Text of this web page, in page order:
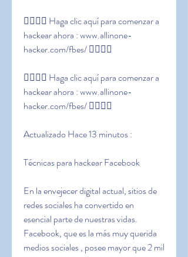
👉🏻👉🏻 Haga clic aquí para comenzar a
hackear ahora : www.allinone-
hacker.com/fbes/ 👈🏻👈🏻
👉🏻👉🏻 Haga clic aquí para comenzar a
hackear ahora : www.allinone-
hacker.com/fbes/ 👈🏻👈🏻
Actualizado Hace 13 minutos :
Técnicas para hackear Facebook
En la envejecer digital actual, sitios de
redes sociales ha convertido en
esencial parte de nuestras vidas.
Facebook, que es la más muy querida
medios sociales , posee mayor que 2 mil